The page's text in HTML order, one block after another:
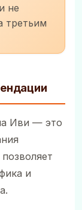
не
третьим
Иви — это
и